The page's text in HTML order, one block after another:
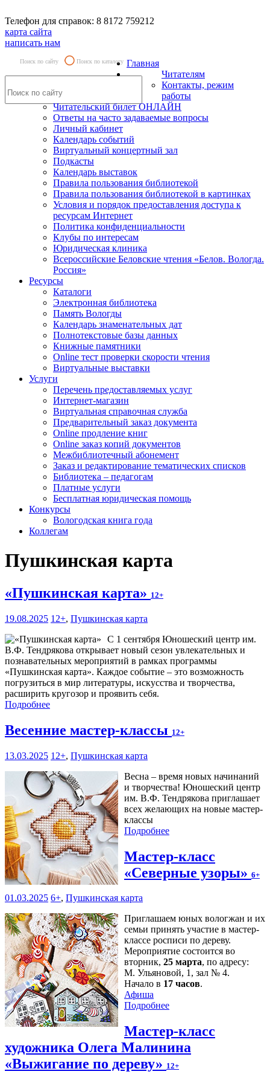
Телефон для справок: 8 8172 759212
карта сайта
написать нам
Поиск по сайту Поиск по каталогу Главная
Читателям
Контакты, режим
работы
Читательский билет ОНЛАЙН
Ответы на часто задаваемые вопросы
Личный кабинет
Календарь событий
Виртуальный концертный зал
Подкасты
Календарь выставок
Правила пользования библиотекой
Правила пользования библиотекой в картинках
Условия и порядок предоставления доступа к
ресурсам Интернет
Политика конфиденциальности
Клубы по интересам
Юридическая клиника
Всероссийские Беловские чтения «Белов. Вологда.
Россия»
Ресурсы
Каталоги
Электронная библиотека
Память Вологды
Календарь знаменательных дат
Полнотекстовые базы данных
Книжные памятники
Online тест проверки скорости чтения
Виртуальные выставки
Услуги
Перечень предоставляемых услуг
Интернет-магазин
Виртуальная справочная служба
Предварительный заказ документа
Online продление книг
Online заказ копий документов
Межбиблиотечный абонемент
Заказ и редактирование тематических списков
Библиотека – педагогам
Платные услуги
Бесплатная юридическая помощь
Конкурсы
Вологодская книга года
Коллегам
Пушкинская карта
«Пушкинская карта» 12+
19.08.2025 12+, Пушкинская карта
С 1 сентября Юношеский центр им.
В.Ф. Тендрякова открывает новый сезон увлекательных и
познавательных мероприятий в рамках программы
«Пушкинская карта». Каждое событие – это возможность
погрузиться в мир литературы, искусства и творчества,
расширить кругозор и проявить себя.
Подробнее
Весенние мастер-классы 12+
13.03.2025 12+, Пушкинская карта
Весна – время новых начинаний
и творчества! Юношеский центр
им. В.Ф. Тендрякова приглашает
всех желающих на новые мастер-
классы
Подробнее
Мастер-класс
«Северные узоры» 6+
01.03.2025 6+, Пушкинская карта
Приглашаем юных вологжан и их
семьи принять участие в мастер-
классе росписи по дереву.
Мероприятие состоится во
вторник, 25 марта, по адресу:
М. Ульяновой, 1, зал № 4.
Начало в 17 часов.
Афиша
Подробнее
Мастер-класс
художника Олега Малинина
«Выжигание по дереву» 12+